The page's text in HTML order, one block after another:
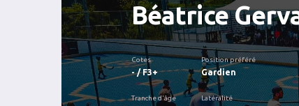
Béatrice
Cotes
- / F3+
Position préféré
Gardien
Tranche d'âge Latéralité